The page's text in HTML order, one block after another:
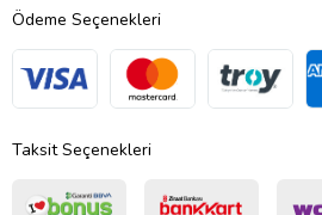
Ödeme Seçenekleri
Taksit Seçenekleri